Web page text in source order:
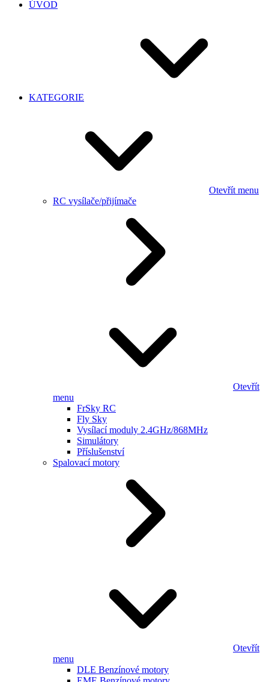
ÚVOD
KATEGORIE
Otevřít menu
RC vysílače/přijímače
Otevřít
menu
FrSky RC
Fly Sky
Vysílací moduly 2.4GHz/868MHz
Simulátory
Příslušenství
Spalovací motory
Otevřít
menu
DLE Benzínové motory